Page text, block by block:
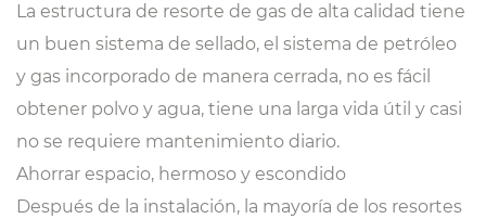
La estructura de resorte de gas de alta calidad tiene
un buen sistema de sellado, el sistema de petróleo
y gas incorporado de manera cerrada, no es fácil
obtener polvo y agua, tiene una larga vida útil y casi
no se requiere mantenimiento diario.
Ahorrar espacio, hermoso y escondido
Después de la instalación, la mayoría de los resortes